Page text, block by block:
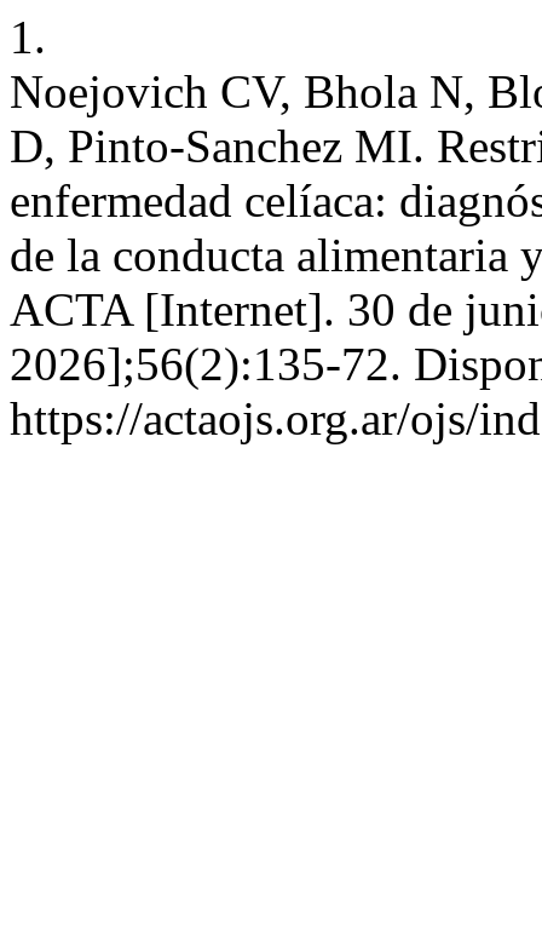
1.
Noejovich CV, Bhola N,
D, Pinto-Sanchez MI.
enfermedad celíaca:
de la conducta alimentaria
ACTA [Internet]. 30 de
2026];56(2):135-72.
https://actaojs.org.ar/ojs/